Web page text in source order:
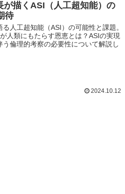
が描くASI（人工超知能）の
待
人工超知能（ASI）の可能性と課題。
人類にもたらす恩恵とは？ASIの実現
倫理的考察の必要性について解説し
2024.10.12